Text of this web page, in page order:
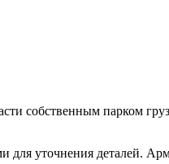
собственным парком
для уточнения деталей.